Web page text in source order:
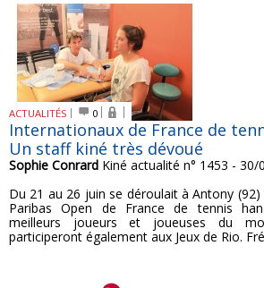
ACTUALITÉS 0
Internationaux de France de
Un staff kiné très dévoué
Sophie Conrard Kiné actualité n° 1453 - 30/
Du 21 au 26 juin se déroulait à Antony
Paribas Open de France de tennis
meilleurs joueurs et joueuses du
participeront également aux Jeux de Rio.